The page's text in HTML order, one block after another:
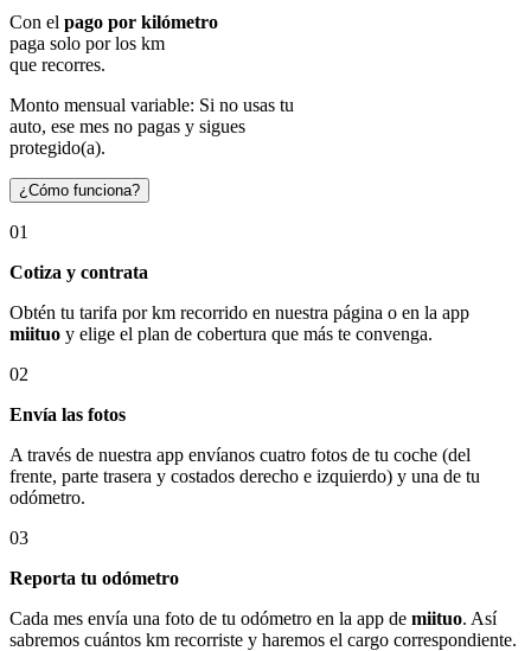
Con el pago por kilómetro
paga solo por los km
que recorres.
Monto mensual variable: Si no usas tu
auto, ese mes no pagas y sigues
protegido(a).
¿Cómo funciona?
01
Cotiza y contrata
Obtén tu tarifa por km recorrido en nuestra página o en la app
miituo y elige el plan de cobertura que más te convenga.
02
Envía las fotos
A través de nuestra app envíanos cuatro fotos de tu coche (del
frente, parte trasera y costados derecho e izquierdo) y una de tu
odómetro.
03
Reporta tu odómetro
Cada mes envía una foto de tu odómetro en la app de miituo. Así
sabremos cuántos km recorriste y haremos el cargo correspondiente.